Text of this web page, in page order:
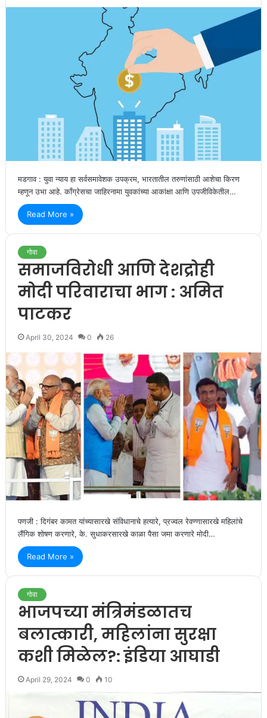
मडगाव : युवा न्याय हा सर्वसमावेशक उपक्रम, भारतातील तरुणांसाठी आशेचा किरण
म्हणून उभा आहे. कॉंग्रेसचा जाहिरनामा युवकांच्या आकांक्षा आणि उपजीविकेतील…
Read More »
गोवा
समाजविरोधी आणि देशद्रोही
मोदी परिवाराचा भाग : अमित
पाटकर
April 30, 2024 0 26
पणजी : दिगंबर कामत यांच्यासारखे संविधानाचे हत्यारे, प्रज्वल रेवण्णासारखे महिलांचे
लैंगिक शोषण करणारे, के. सुधाकरसारखे काळा पैसा जमा करणारे मोदी…
Read More »
गोवा
भाजपच्या मंत्रिमंडळातच
बलात्कारी, महिलांना सुरक्षा
कशी मिळेल?: इंडिया आघाडी
April 29, 2024 0 10